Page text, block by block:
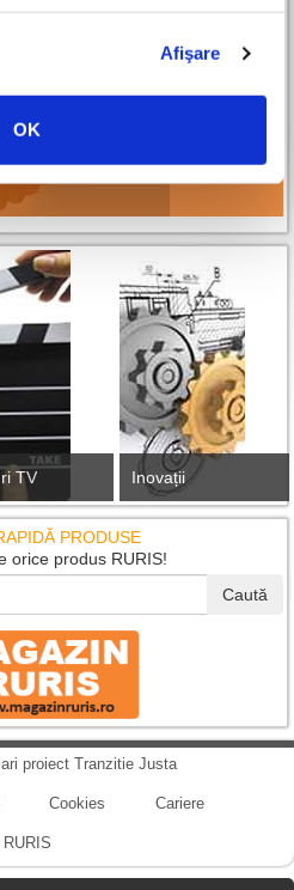
Afişare
OK
TV Inovații
PRODUSE
orice produs RURIS!
Caută
proiect Tranzitie Justa
Cookies Cariere
RURIS